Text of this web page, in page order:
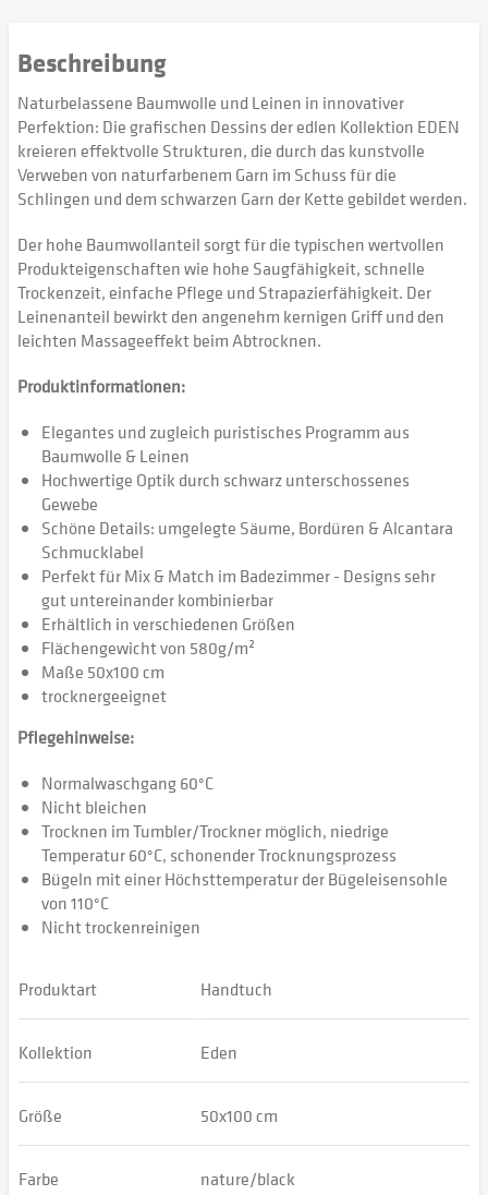
Beschreibung
Naturbelassene Baumwolle und Leinen in innovativer
Perfektion: Die grafischen Dessins der edlen Kollektion EDEN
kreieren effektvolle Strukturen, die durch das kunstvolle
Verweben von naturfarbenem Garn im Schuss für die
Schlingen und dem schwarzen Garn der Kette gebildet werden.
Der hohe Baumwollanteil sorgt für die typischen wertvollen
Produkteigenschaften wie hohe Saugfähigkeit, schnelle
Trockenzeit, einfache Pflege und Strapazierfähigkeit. Der
Leinenanteil bewirkt den angenehm kernigen Griff und den
leichten Massageeffekt beim Abtrocknen.
Produktinformationen:
Elegantes und zugleich puristisches Programm aus
Baumwolle & Leinen
Hochwertige Optik durch schwarz unterschossenes
Gewebe
Schöne Details: umgelegte Säume, Bordüren & Alcantara
Schmucklabel
Perfekt für Mix & Match im Badezimmer - Designs sehr
gut untereinander kombinierbar
Erhältlich in verschiedenen Größen
Flächengewicht von 580g/m²
Maße 50x100 cm
trocknergeeignet
Pflegehinweise:
Normalwaschgang 60°C
Nicht bleichen
Trocknen im Tumbler/Trockner möglich, niedrige
Temperatur 60°C, schonender Trocknungsprozess
Bügeln mit einer Höchsttemperatur der Bügeleisensohle
von 110°C
Nicht trockenreinigen
Produktart Handtuch
Kollektion Eden
Größe 50x100 cm
Farbe nature/black